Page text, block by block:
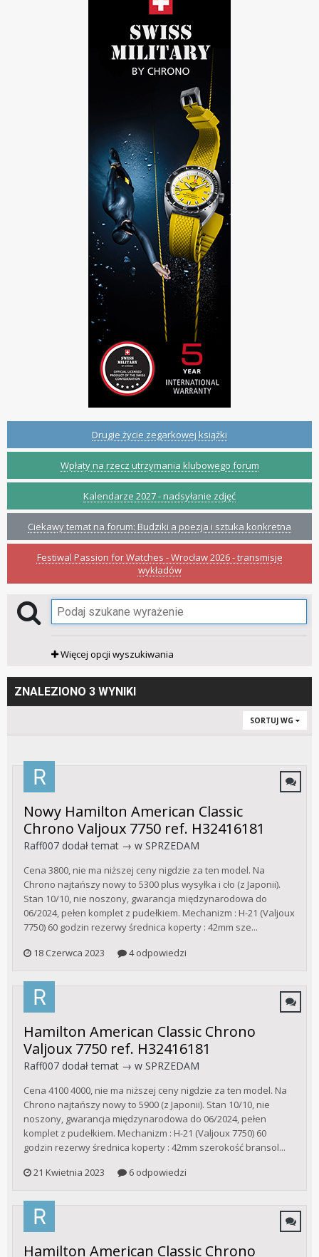
Drugie życie zegarkowej książki
Wpłaty na rzecz utrzymania klubowego forum
Kalendarze 2027 - nadsyłanie zdjęć
Ciekawy temat na forum: Budziki a poezja i sztuka konkretna
Festiwal Passion for Watches - Wrocław 2026 - transmisje
wykładów
Więcej opcji wyszukiwania
ZNALEZIONO 3 WYNIKI
SORTUJ WG
Nowy Hamilton American Classic
Chrono Valjoux 7750 ref. H32416181
Raff007 dodał temat → w SPRZEDAM
Cena 3800, nie ma niższej ceny nigdzie za ten model. Na
Chrono najtańszy nowy to 5300 plus wysyłka i cło (z Japonii).
Stan 10/10, nie noszony, gwarancja międzynarodowa do
06/2024, pełen komplet z pudełkiem. Mechanizm : H-21 (Valjoux
7750) 60 godzin rezerwy średnica koperty : 42mm sze...
18 Czerwca 2023
4 odpowiedzi
Hamilton American Classic Chrono
Valjoux 7750 ref. H32416181
Raff007 dodał temat → w SPRZEDAM
Cena 4100 4000, nie ma niższej ceny nigdzie za ten model. Na
Chrono najtańszy nowy to 5900 (z Japonii). Stan 10/10, nie
noszony, gwarancja międzynarodowa do 06/2024, pełen
komplet z pudełkiem. Mechanizm : H-21 (Valjoux 7750) 60
godzin rezerwy średnica koperty : 42mm szerokość bransol...
21 Kwietnia 2023
6 odpowiedzi
Hamilton American Classic Chrono